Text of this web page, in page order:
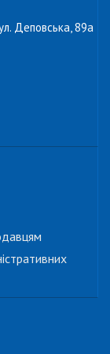
Деповська, 89а